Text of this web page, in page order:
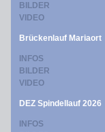
BILDER
VIDEO
Brückenlauf Mariaort
INFOS
BILDER
VIDEO
DEZ Spindellauf 2026
INFOS